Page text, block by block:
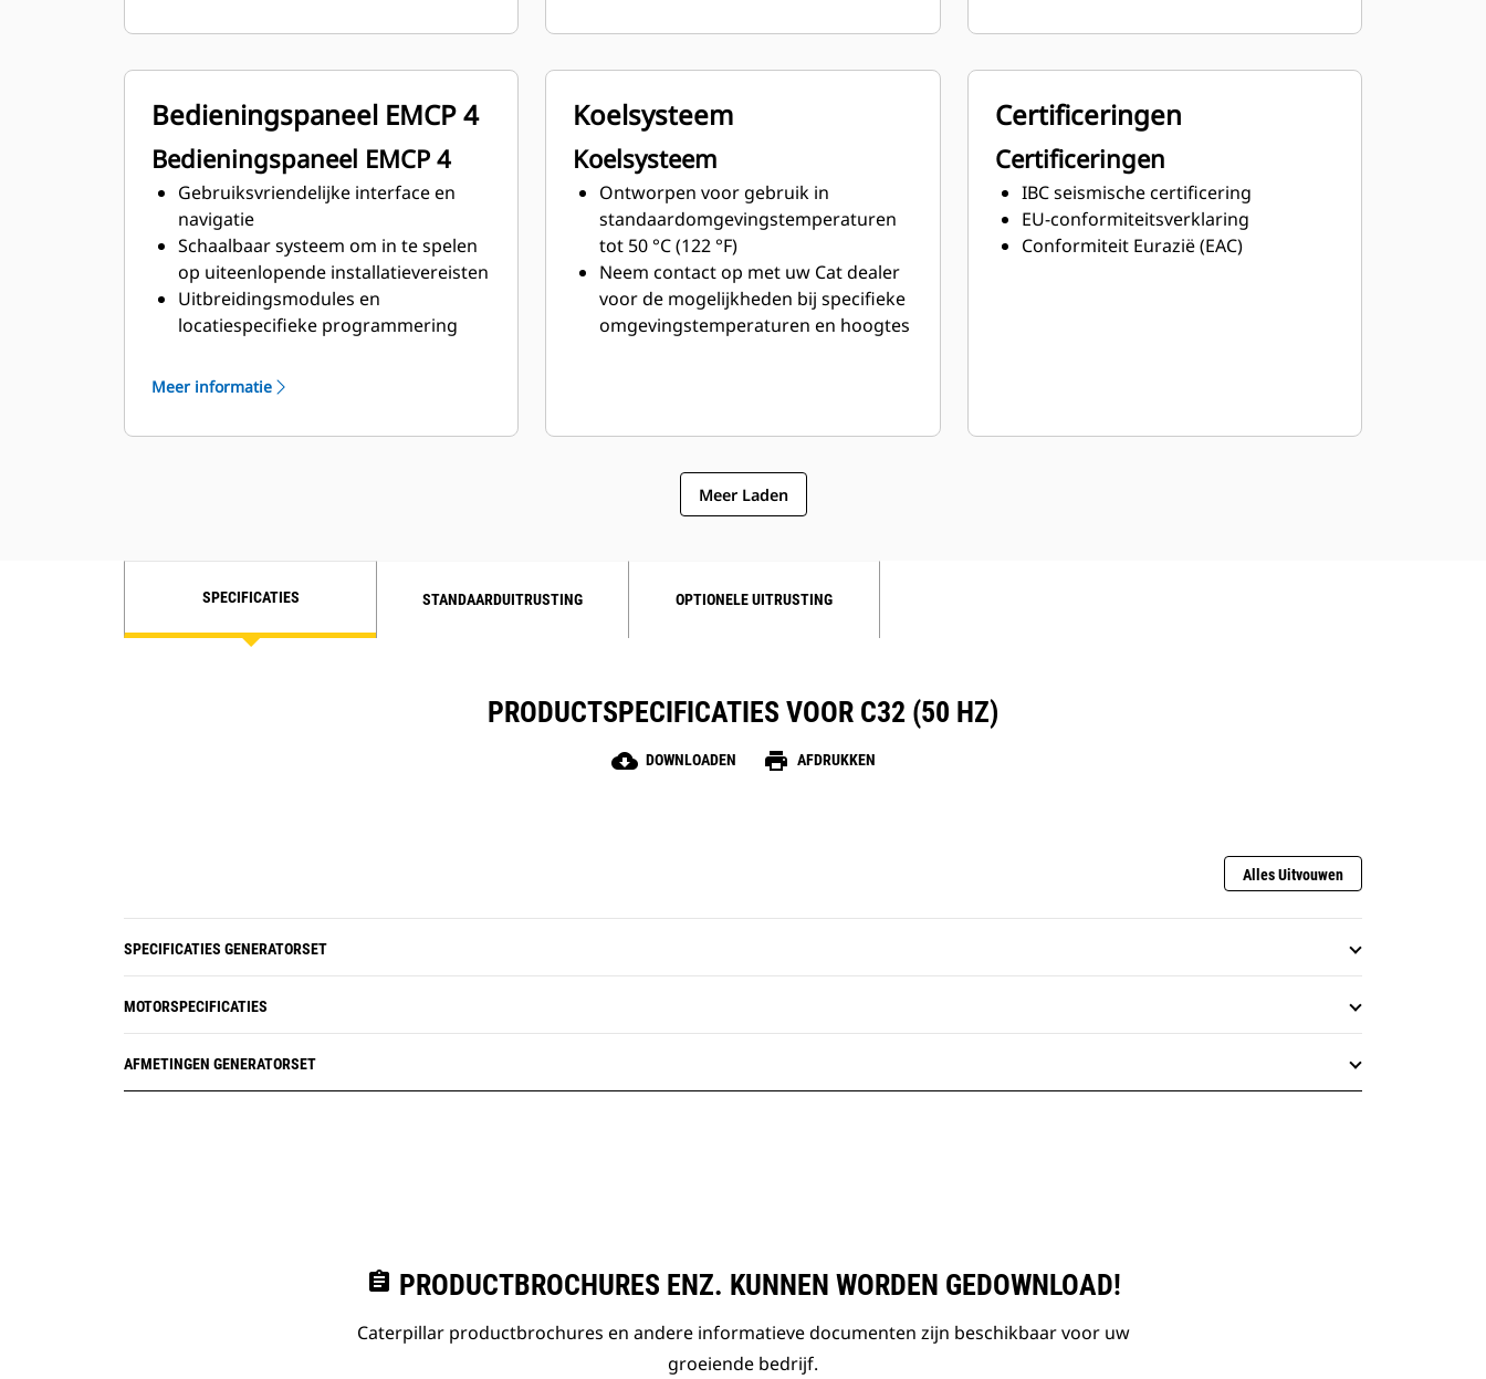
Bedieningspaneel EMCP 4
Bedieningspaneel EMCP 4
Gebruiksvriendelijke interface en
navigatie
Schaalbaar systeem om in te spelen
op uiteenlopende installatievereisten
Uitbreidingsmodules en
locatiespecifieke programmering
Meer informatie
Koelsysteem
Koelsysteem
Ontworpen voor gebruik in
standaardomgevingstemperaturen
tot 50 °C (122 °F)
Neem contact op met uw Cat dealer
voor de mogelijkheden bij specifieke
omgevingstemperaturen en hoogtes
Certificeringen
Certificeringen
IBC seismische certificering
EU-conformiteitsverklaring
Conformiteit Eurazië (EAC)
Meer Laden
SPECIFICATIES STANDAARDUITRUSTING OPTIONELE UITRUSTING
PRODUCTSPECIFICATIES VOOR C32 (50 HZ)
cloud_download DOWNLOADEN print AFDRUKKEN
Alles Uitvouwen
SPECIFICATIES GENERATORSET
MOTORSPECIFICATIES
AFMETINGEN GENERATORSET
assignment PRODUCTBROCHURES ENZ. KUNNEN WORDEN GEDOWNLOAD!
Caterpillar productbrochures en andere informatieve documenten zijn beschikbaar voor uw
groeiende bedrijf.